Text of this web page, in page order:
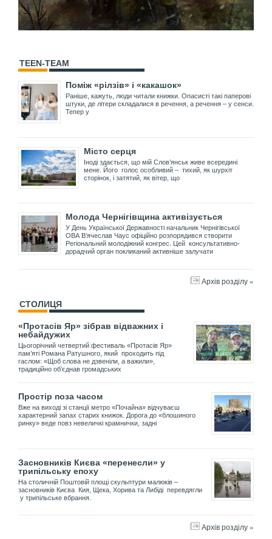
TEEN-TEAM
Поміж «рілзів» і «какашок»
Раніше, кажуть, люди читали книжки. Опасисті такі паперові
штуки, де літери складалися в речення, а речення – у сенси.
Тепер у
Місто серця
Іноді здається, що мій Слов’янськ живе всередині
мене. Його голос особливий – тихий, як шурхіт
сторінок, і затятий, як вітер, що
Молода Чернігівщина активізується
У День Української Державності начальник Чернігівської
ОВА В’ячеслав Чаус офіційно розпорядився створити
Регіональний молодіжний конгрес. Цей консультативно-
дорадчий орган покликаний активніше залучати
Архів розділу »
СТОЛИЦЯ
«Протасів Яр» зібрав відважних і
небайдужих
Цьогорічний четвертий фестиваль «Протасів Яр»
пам’яті Романа Ратушного, який проходить під
гаслом: «Щоб слова не дзвеніли, а важили»,
традиційно об’єднав громадських
Простір поза часом
Вже на виході зі станції метро «Почайна» відчуваєш
характерний запах старих книжок. Дорога до «блошиного
ринку» веде повз невеличкі крамнички, задні
Засновників Києва «перенесли» у
трипільську епоху
На столичній Поштовій площі скульптури малюків –
засновників Києва Кия, Щека, Хорива та Либіді перевдягли
у трипільське вбрання.
Архів розділу »